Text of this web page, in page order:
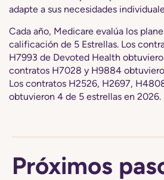
adapte a sus necesidades
Cada año, Medicare evalúa los
calificación de 5 Estrellas. Los
H7993 de Devoted Health
contratos H7028 y H9884
Los contratos H2526, H2697,
obtuvieron 4 de 5 estrellas en 2026.
Próximos